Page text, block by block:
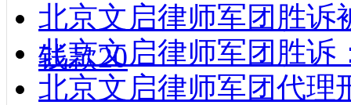
北京文启律师军团胜诉
钱款20
北京文启律师军团胜诉
北京文启律师军团代理